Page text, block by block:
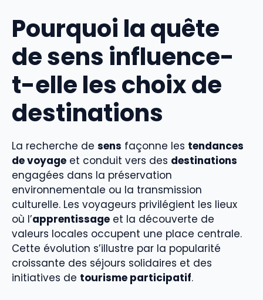
Pourquoi la quête
de sens influence-
t-elle les choix de
destinations
La recherche de sens façonne les tendances
de voyage et conduit vers des destinations
engagées dans la préservation
environnementale ou la transmission
culturelle. Les voyageurs privilégient les lieux
où l’apprentissage et la découverte de
valeurs locales occupent une place centrale.
Cette évolution s’illustre par la popularité
croissante des séjours solidaires et des
initiatives de tourisme participatif.